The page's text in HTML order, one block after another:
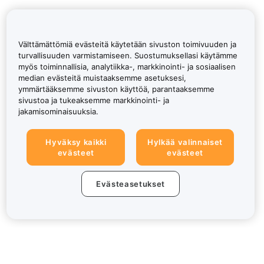
Välttämättömiä evästeitä käytetään sivuston toimivuuden ja
turvallisuuden varmistamiseen. Suostumuksellasi käytämme
myös toiminnallisia, analytiikka-, markkinointi- ja sosiaalisen
median evästeitä muistaaksemme asetuksesi,
ymmärtääksemme sivuston käyttöä, parantaaksemme
sivustoa ja tukeaksemme markkinointi- ja
jakamisominaisuuksia.
Hyväksy kaikki
evästeet
Hylkää valinnaiset
evästeet
Evästeasetukset